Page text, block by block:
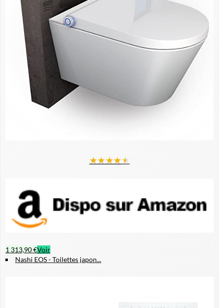
★★★★★
1 313,90 €Voir
Nashi EOS - Toilettes japon...